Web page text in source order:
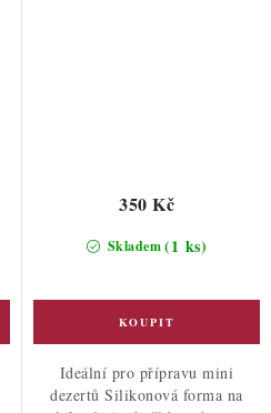
Skladem(1 ks)
350 Kč
Ideální pro přípravu mini
dezertů Silikonová forma na